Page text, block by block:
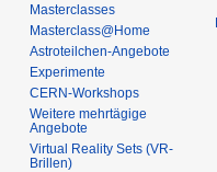
Masterclasses
Masterclass@Home
Astroteilchen-Angebote
Experimente
CERN-Workshops
Weitere mehrtägige
Angebote
Virtual Reality Sets (VR-
Brillen)